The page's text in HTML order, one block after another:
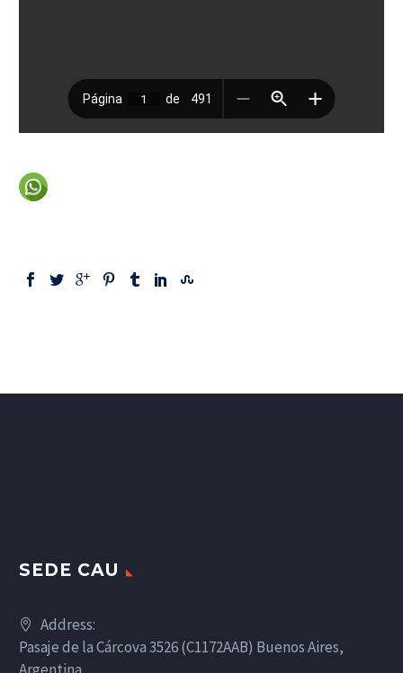
SEDE CAU
Address:
Pasaje de la Cárcova 3526 (C1172AAB) Buenos Aires,